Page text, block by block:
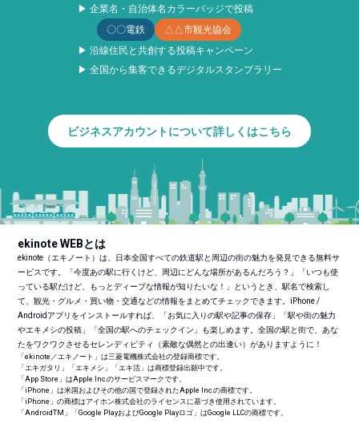
▶ 企業名・自治体名カラーバッジで投稿
〇〇電鉄
△△市観光協会
▶ 沿線住民と共創する投稿キャンペーン
▶ 全国から集客できるデジタルスタンプラリー
ビジネスアカウントについて詳しくはこちら
ekinote WEBとは
ekinote（エキノート）は、日本全国すべての鉄道駅と周辺の街の魅力を発見できる無料サ
ービスです。「今度あの駅に行くけど、周辺にどんな場所があるんだろう？」「いつも使
っている駅だけど、もっとディープな情報が知りたいな！」というとき、駅名で検索し
て、観光・グルメ・買い物・交通などの情報をまとめてチェックできます。iPhone /
Androidアプリをインストールすれば、「お気に入りの駅や記事の保存」「駅や街の魅力
やエキメシの投稿」「全国の駅へのチェックイン」も楽しめます。全国の駅と街で、あな
たをワクワクさせるセレンディピティ（素敵な偶然との出逢い）がありますように！
「ekinote／エキノート」は三菱電機株式会社の登録商標です。
「エキガタリ」「エキメシ」「エキ活」は商標登録出願中です。
「App Store」はApple Inc.のサービスマークです。
「iPhone」は米国およびその他の国で登録されたApple Inc.の商標です。
「iPhone」の商標はアイホン株式会社のライセンスに基づき使用されています。
「AndroidTM 」「Google PlayおよびGoogle Playロゴ」はGoogle LLCの商標です。